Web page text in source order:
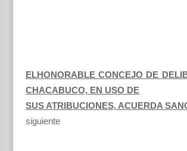
ELHONORABLE CONCEJO DE
CHACABUCO, EN USO DE
SUS ATRIBUCIONES, ACUERDA
siguiente